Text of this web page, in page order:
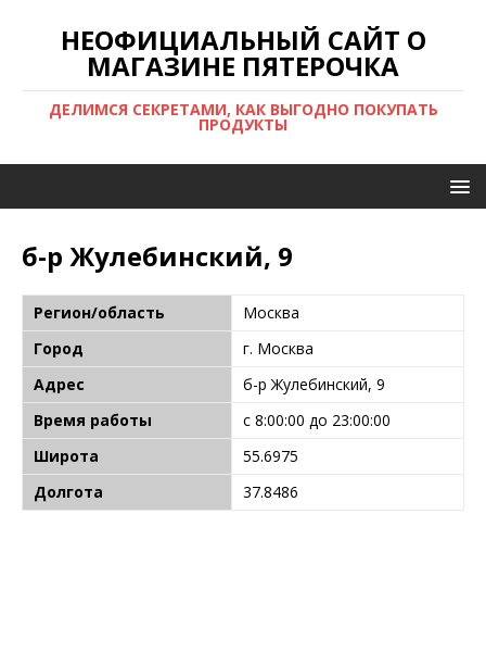
НЕОФИЦИАЛЬНЫЙ САЙТ О
МАГАЗИНЕ ПЯТЕРОЧКА
ДЕЛИМСЯ СЕКРЕТАМИ, КАК ВЫГОДНО ПОКУПАТЬ
ПРОДУКТЫ
б-р Жулебинский, 9
Регион/область
Москва
Город
г. Москва
Адрес
б-р Жулебинский, 9
Время работы
с 8:00:00 до 23:00:00
Широта
55.6975
Долгота
37.8486